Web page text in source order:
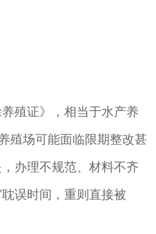
殖证》，相当于水产养
殖场可能面临限期整改甚
办理不规范、材料不齐
误时间，重则直接被